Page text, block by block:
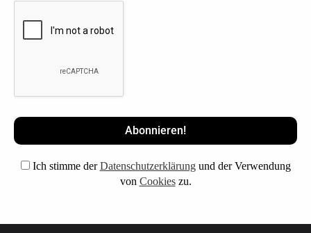
Ich stimme derDatenschutzerklärungund der Verwendung
von Cookieszu.